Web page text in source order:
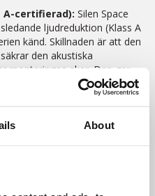
About
certifierad): Silen Space
ljudreduktion (Klass A
känd. Skillnaden är att den
den akustiska
monteringen sker. Den ger
att någon artificiell
(2x):
Användarkomforten
Gen 2 levererar ett luftflöde
komplett med